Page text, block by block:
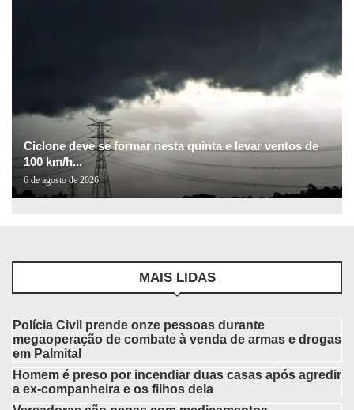
Ciclone deve se formar nesta quinta e levar ventos de
100 km/h...
6 de agosto de 2026
MAIS LIDAS
Polícia Civil prende onze pessoas durante
megaoperação de combate à venda de armas e drogas
em Palmital
Homem é preso por incendiar duas casas após agredir
a ex-companheira e os filhos dela